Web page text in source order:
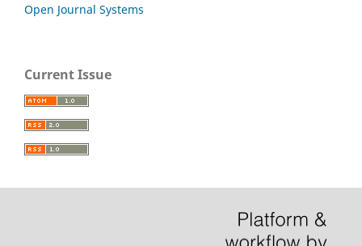
Open Journal Systems
Current Issue